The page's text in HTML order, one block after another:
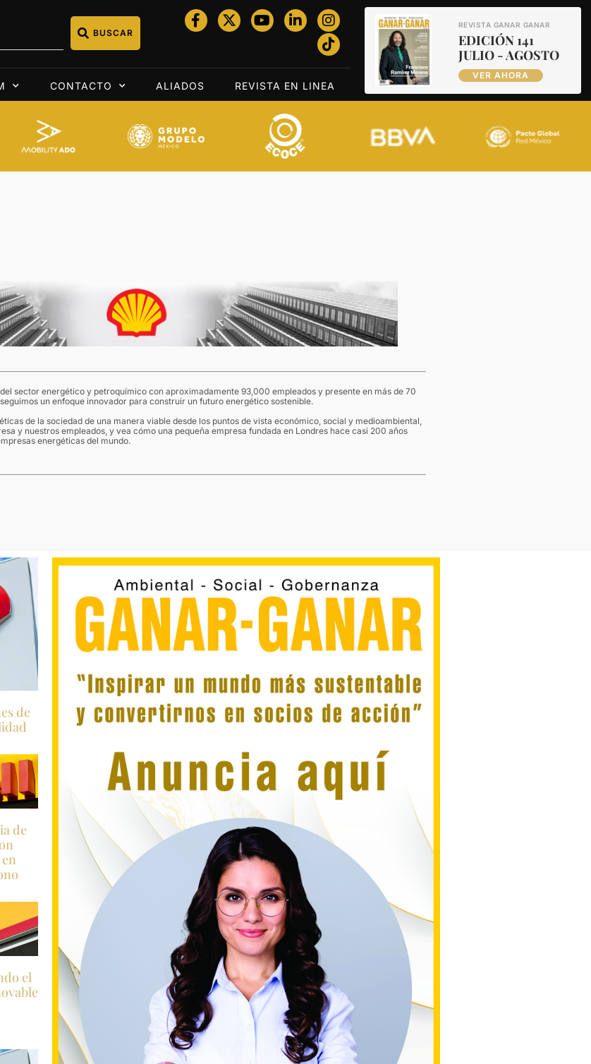
BUSCAR
CONTACTO ALIADOS REVISTA EN LINEA
REVISTA GANAR GANAR
EDICIÓN 141
JULIO - AGOSTO
VER AHORA
sector energético y petroquímico con aproximadamente 93,000 empleados y presente en más de 70
un enfoque innovador para construir un futuro energético sostenible.
de la sociedad de una manera viable desde los puntos de vista económico, social y medioambiental,
y nuestros empleados, y vea cómo una pequeña empresa fundada en Londres hace casi 200 años
energéticas del mundo.
de
de
el